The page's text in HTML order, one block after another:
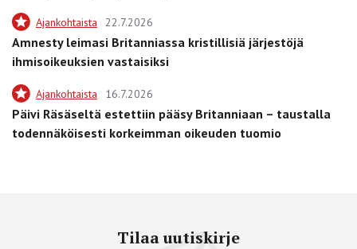
Ajankohtaista 22.7.2026
Amnesty leimasi Britanniassa kristillisiä järjestöjä
ihmisoikeuksien vastaisiksi
Ajankohtaista 16.7.2026
Päivi Räsäseltä estettiin pääsy Britanniaan – taustalla
todennäköisesti korkeimman oikeuden tuomio
Tilaa uutiskirje